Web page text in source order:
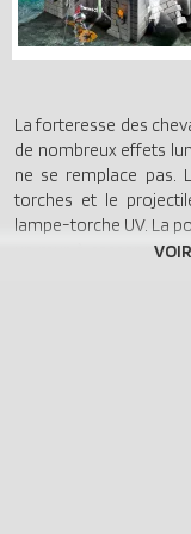
La forteresse des
de nombreux effets
ne se remplace pas.
torches et le
lampe-torche UV. La
un mur à casser